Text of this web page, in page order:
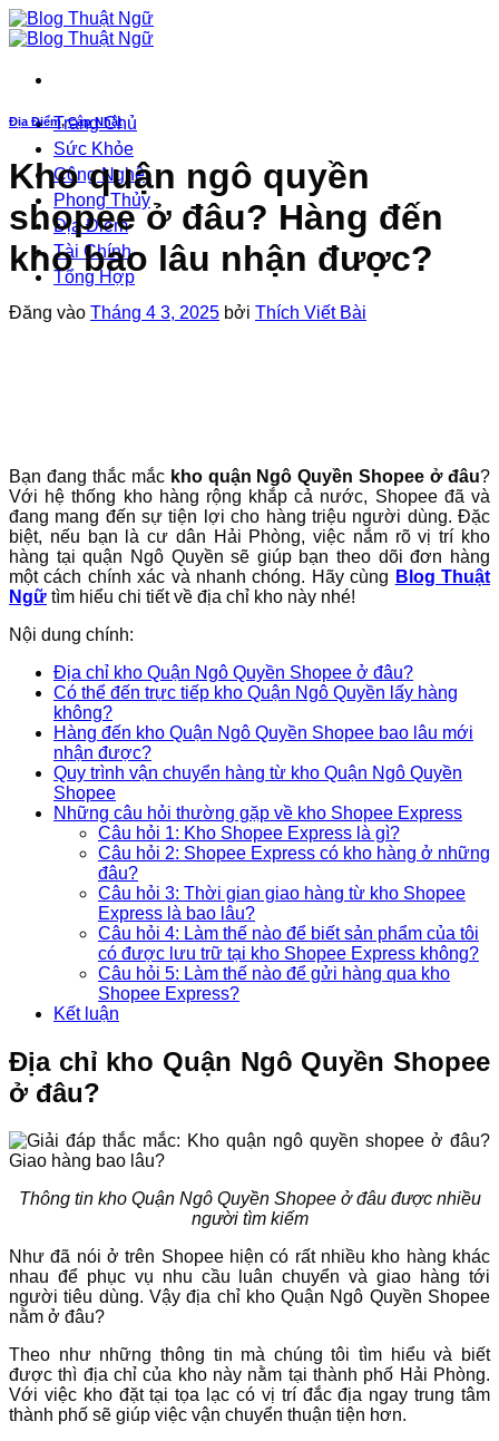
Bỏ
qua
dung
Trang Chủ
Sức Khỏe
Công Nghệ
Phong Thủy
Địa Điểm
Tài Chính
Tổng Hợp
Địa Điểm,Cập Nhật
Kho quận ngô quyền
shopee ở đâu? Hàng đến
kho bao lâu nhận được?
Đăng vào Tháng 4 3, 2025 bởi Thích Viết Bài
Bạn đang thắc mắckho quận Ngô Quyền Shopee ở đâu?
Với hệ thống kho hàng rộng khắp cả nước, Shopee đã và
đang mang đến sự tiện lợi cho hàng triệu người dùng. Đặc
biệt, nếu bạn là cư dân Hải Phòng, việc nắm rõ vị trí kho
hàng tại quận Ngô Quyền sẽ giúp bạn theo dõi đơn hàng
một cách chính xác và nhanh chóng. Hãy cùng Blog Thuật
Ngữ tìm hiểu chi tiết về địa chỉ kho này nhé!
Nội dung chính:
Địa chỉ kho Quận Ngô Quyền Shopee ở đâu?
Có thể đến trực tiếp kho Quận Ngô Quyền lấy hàng
không?
Hàng đến kho Quận Ngô Quyền Shopee bao lâu mới
nhận được?
Quy trình vận chuyển hàng từ kho Quận Ngô Quyền
Shopee
Những câu hỏi thường gặp về kho Shopee Express
Câu hỏi 1: Kho Shopee Express là gì?
Câu hỏi 2: Shopee Express có kho hàng ở những
đâu?
Câu hỏi 3: Thời gian giao hàng từ kho Shopee
Express là bao lâu?
Câu hỏi 4: Làm thế nào để biết sản phẩm của tôi
có được lưu trữ tại kho Shopee Express không?
Câu hỏi 5: Làm thế nào để gửi hàng qua kho
Shopee Express?
Kết luận
Địa chỉ kho Quận Ngô Quyền Shopee
ở đâu?
Thông tin kho Quận Ngô Quyền Shopee ở đâu được nhiều
người tìm kiếm
Như đã nói ở trên Shopee hiện có rất nhiều kho hàng khác
nhau để phục vụ nhu cầu luân chuyển và giao hàng tới
người tiêu dùng. Vậy địa chỉ kho Quận Ngô Quyền Shopee
nằm ở đâu?
Theo như những thông tin mà chúng tôi tìm hiểu và biết
được thì địa chỉ của kho này nằm tại thành phố Hải Phòng.
Với việc kho đặt tại tọa lạc có vị trí đắc địa ngay trung tâm
thành phố sẽ giúp việc vận chuyển thuận tiện hơn.